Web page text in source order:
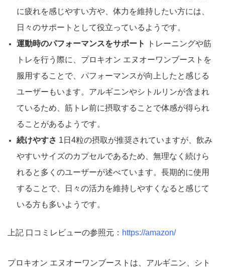
に疲れを感じやすい方や、体力を維持したい方には、
日々のサポートとして役立っているようです。
運動時のパフォーマンスをサポート
トレーニングや筋
トレを行う際に、プロキオン エヌオーワンブーストを
服用することで、パフォーマンスが向上したと感じる
ユーザーもいます。アルギニンやシトルリンが含まれ
ているため、筋トレ前に摂取することで体感が得られ
ることがあるようです。
続けやすさ 1日4粒の摂取が推奨されていますが、飲み
やすいサイズのカプセルであるため、無理なく続けら
れると多くのユーザーが述べています。長期的に使用
することで、日々の活力を維持しやすくなると感じて
いる方も多いようです。
上記 口コミレビューの参照元： https://amazon/
プロキオン エヌオーワンブーストは、アルギニン、シト